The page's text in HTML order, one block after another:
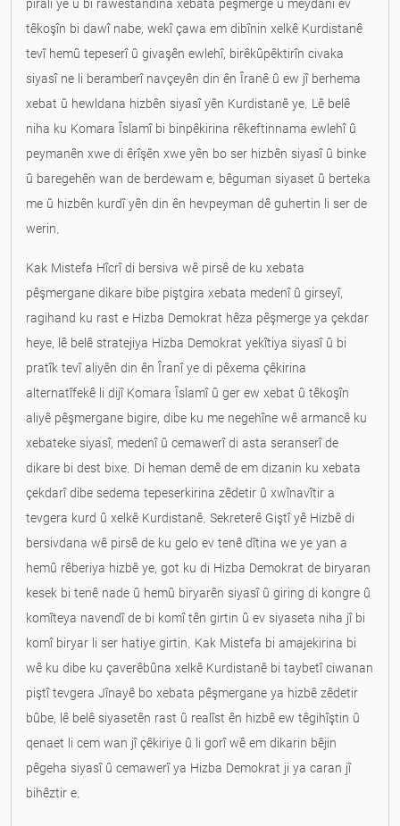
piralî ye û bi rawestandina xebata pêşmerge û meydanî ev
têkoşîn bi dawî nabe, wekî çawa em dibînin xelkê Kurdistanê
tevî hemû tepeserî û givaşên ewlehî, birêkûpêktirîn civaka
siyasî ne li beramberî navçeyên din ên Îranê û ew jî berhema
xebat û hewldana hizbên siyasî yên Kurdistanê ye. Lê belê
niha ku Komara Îslamî bi binpêkirina rêkeftinnama ewlehî û
peymanên xwe di êrîşên xwe yên bo ser hizbên siyasî û binke
û baregehên wan de berdewam e, bêguman siyaset û berteka
me û hizbên kurdî yên din ên hevpeyman dê guhertin li ser de
werin.
Kak Mistefa Hîcrî di bersiva wê pirsê de ku xebata
pêşmergane dikare bibe piştgira xebata medenî û girseyî,
ragihand ku rast e Hizba Demokrat hêza pêşmerge ya çekdar
heye, lê belê stratejiya Hizba Demokrat yekîtiya siyasî û bi
pratîk tevî aliyên din ên Îranî ye di pêxema çêkirina
alternatîfekê li dijî Komara Îslamî û ger ew xebat û têkoşîn
aliyê pêşmergane bigire, dibe ku me negehîne wê armancê ku
xebateke siyasî, medenî û cemawerî di asta seranserî de
dikare bi dest bixe. Di heman demê de em dizanin ku xebata
çekdarî dibe sedema tepeserkirina zêdetir û xwînavîtir a
tevgera kurd û xelkê Kurdistanê. Sekreterê Giştî yê Hizbê di
bersivdana wê pirsê de ku gelo ev tenê dîtina we ye yan a
hemû rêberiya hizbê ye, got ku di Hizba Demokrat de biryaran
kesek bi tenê nade û hemû biryarên siyasî û giring di kongre û
komîteya navendî de bi komî tên girtin û ev siyaseta niha jî bi
komî biryar li ser hatiye girtin. Kak Mistefa bi amajekirina bi
wê ku dibe ku çaverêbûna xelkê Kurdistanê bi taybetî ciwanan
piştî tevgera Jînayê bo xebata pêşmergane ya hizbê zêdetir
bûbe, lê belê siyasetên rast û realîst ên hizbê ew têgihîştin û
qenaet li cem wan jî çêkiriye û li gorî wê em dikarin bêjin
pêgeha siyasî û cemawerî ya Hizba Demokrat ji ya caran jî
bihêztir e.